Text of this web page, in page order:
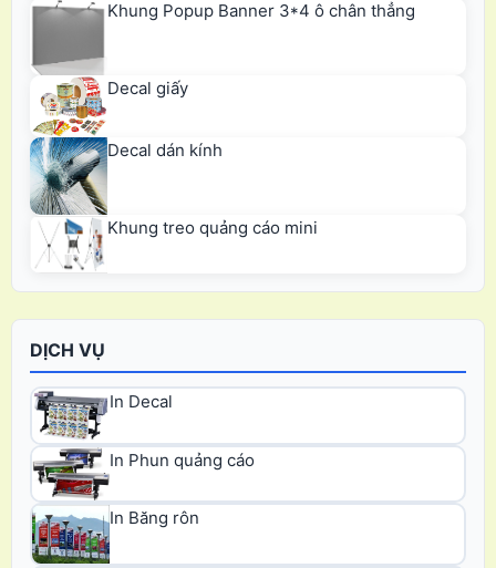
Khung Popup Banner 3*4 ô chân thẳng
Decal giấy
Decal dán kính
Khung treo quảng cáo mini
DỊCH VỤ
In Decal
In Phun quảng cáo
In Băng rôn